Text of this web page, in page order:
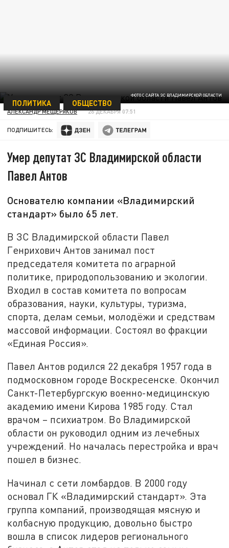
ФОТО С САЙТА ЗС ВЛАДИМИРСКОЙ ОБЛАСТИ
ПОЛИТИКА ОБЩЕСТВО
АЛЕКСАНДР МЕЩЕРЯКОВ 26 ДЕКАБРЯ 07:51
ПОДПИШИТЕСЬ:
Умер депутат ЗС Владимирской области
Павел Антов
Основателю компании «Владимирский
стандарт» было 65 лет.
В ЗС Владимирской области Павел
Генрихович Антов занимал пост
председателя комитета по аграрной
политике, природопользованию и экологии.
Входил в состав комитета по вопросам
образования, науки, культуры, туризма,
спорта, делам семьи, молодёжи и средствам
массовой информации. Состоял во фракции
«Единая Россия».
Павел Антов родился 22 декабря 1957 года в
подмосковном городе Воскресенске. Окончил
Санкт-Петербургскую военно-медицинскую
академию имени Кирова 1985 году. Стал
врачом – психиатром. Во Владимирской
области он руководил одним из лечебных
учреждений. Но началась перестройка и врач
пошел в бизнес.
Начинал с сети ломбардов. В 2000 году
основал ГК «Владимирский стандарт». Эта
группа компаний, производящая мясную и
колбасную продукцию, довольно быстро
вошла в список лидеров регионального